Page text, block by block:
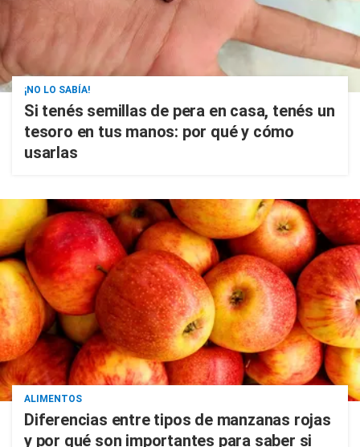
¡NO LO SABÍA!
Si tenés semillas de pera en casa, tenés un
tesoro en tus manos: por qué y cómo
usarlas
ALIMENTOS
Diferencias entre tipos de manzanas rojas
y por qué son importantes para saber si